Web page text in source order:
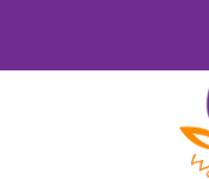
inhoud